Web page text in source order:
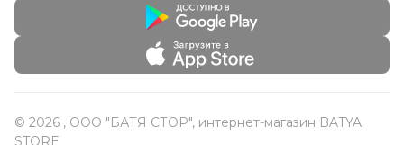
© 2026 , ООО "БАТЯ СТОР", интернет-магазин BATYA
STORE